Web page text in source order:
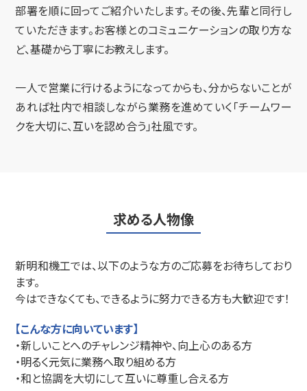
部署を順に回ってご紹介いたします。その後、先輩と同行し
ていただきます。お客様とのコミュニケーションの取り方な
ど、基礎から丁寧にお教えします。
一人で営業に行けるようになってからも、分からないことが
あれば社内で相談しながら業務を進めていく「チームワー
クを大切に、互いを認め合う」社風です。
求める人物像
新明和機工では、以下のような方のご応募をお待ちしており
ます。
今はできなくても、できるように努力できる方も大歓迎です！
【こんな方に向いています】
・新しいことへのチャレンジ精神や、向上心のある方
・明るく元気に業務へ取り組める方
・和と協調を大切にして互いに尊重し合える方